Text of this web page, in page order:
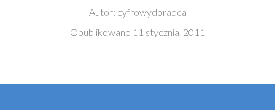
Autor: cyfrowydoradca
Opublikowano 11 stycznia, 2011